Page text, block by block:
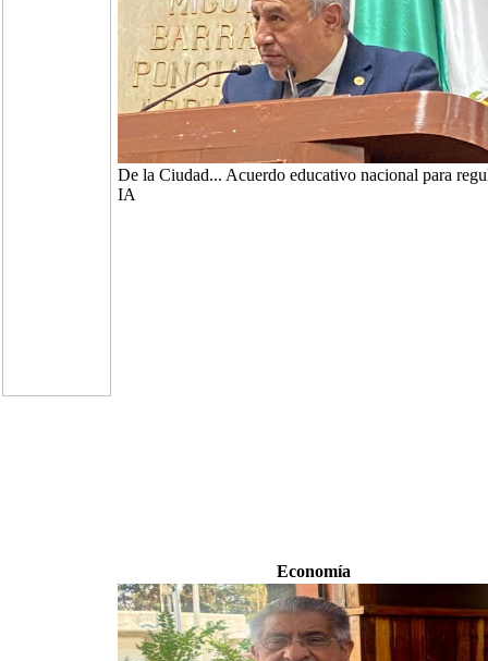
De la Ciudad... Acuerdo educativo nacional para
IA
Economía